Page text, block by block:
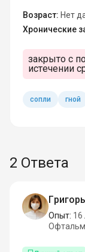
Возраст: Нет
Хронические
закрыто с
истечении
сопли гной
2 Ответа
Опыт: 16